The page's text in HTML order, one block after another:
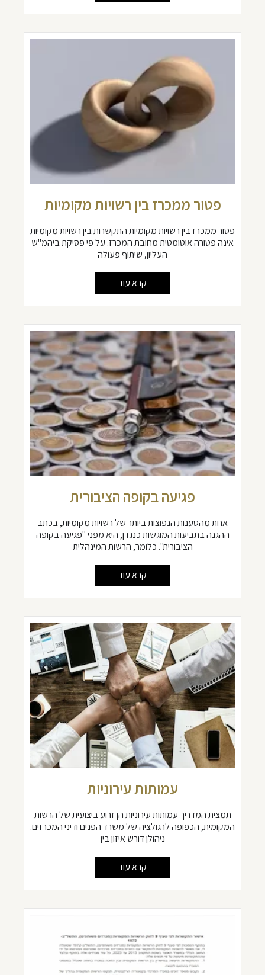
פטור ממכרז בין רשויות מקומיות
פטור ממכרז בין רשויות מקומיות התקשרות בין רשויות מקומיות
אינה פטורה אוטומטית מחובת המכרז. על פי פסיקת ביהמ"ש
העליון, שיתוף פעולה
קרא עוד
פגיעה בקופה הציבורית
אחת מהטענות הנפוצות ביותר של רשויות מקומיות, בכתב
ההגנה בתביעות המוגשות כנגדן, היא מפני "פגיעה בקופה
הציבורית". כלומר, הרשות המינהלית
קרא עוד
עמותות עירוניות
תמצית המדריך עמותות עירוניות הן זרוע ביצועית של הרשות
המקומית, הכפופה לרגולציה של משרד הפנים ודיני המכרזים.
ניהולן דורש איזון בין
קרא עוד